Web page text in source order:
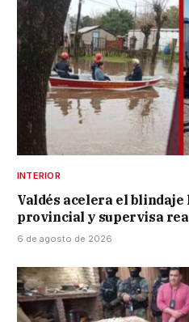
INTERIOR
Valdés acelera el blindaje
provincial y supervisa
6 de agosto de 2026